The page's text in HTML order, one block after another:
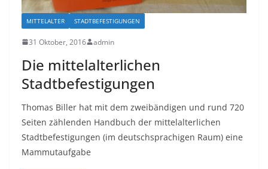
MITTELALTER STADTBEFESTIGUNGEN
31 Oktober, 2016 admin
Die mittelalterlichen
Stadtbefestigungen
Thomas Biller hat mit dem zweibändigen und rund 720
Seiten zählenden Handbuch der mittelalterlichen
Stadtbefestigungen (im deutschsprachigen Raum) eine
Mammutaufgabe